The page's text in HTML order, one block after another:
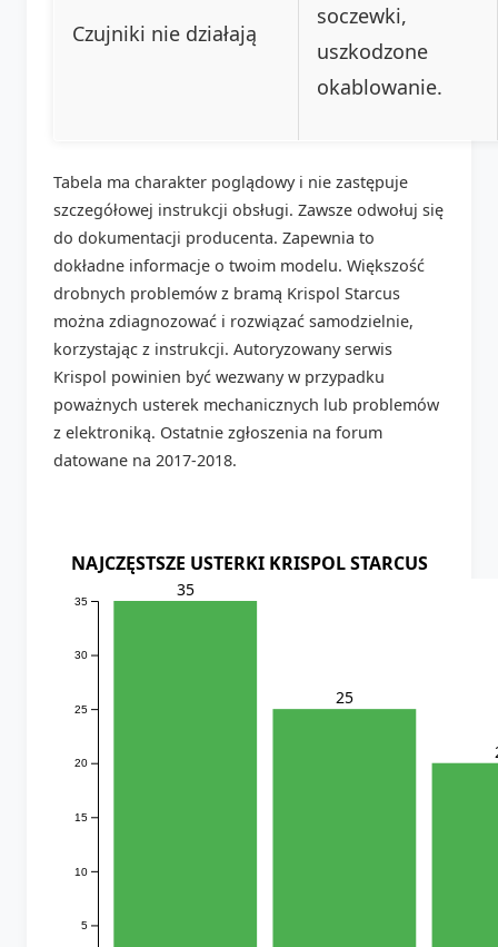
Czujniki nie działają
soczewki,
uszkodzone
okablowanie.
Tabela ma charakter poglądowy i nie zastępuje
szczegółowej instrukcji obsługi. Zawsze odwołuj się
do dokumentacji producenta. Zapewnia to
dokładne informacje o twoim modelu. Większość
drobnych problemów z bramą Krispol Starcus
można zdiagnozować i rozwiązać samodzielnie,
korzystając z instrukcji. Autoryzowany serwis
Krispol powinien być wezwany w przypadku
poważnych usterek mechanicznych lub problemów
z elektroniką. Ostatnie zgłoszenia na forum
datowane na 2017-2018.
NAJCZĘSTSZE USTERKI KRISPOL STARCUS
5
10
15
20
25
30
35
35
25